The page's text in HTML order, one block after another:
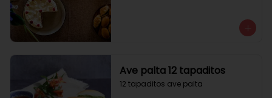
Ave palta 12 tapaditos
12 tapaditos ave palta